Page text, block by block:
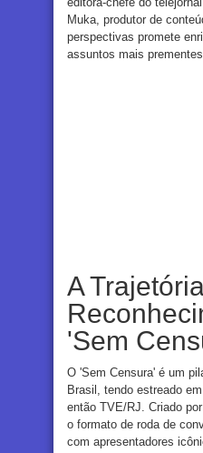
Muka, produtor de
perspectivas promete
assuntos mais
A
'Sem
O 'Sem Censura' é um
Brasil, tendo estreado
então TVE/RJ. Criado
o formato de roda de
com apresentadores